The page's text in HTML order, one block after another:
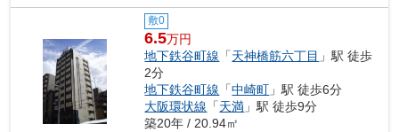
敷0
6.5万円
地下鉄谷町線 「天神橋筋六丁目 」駅 徒歩
2分
地下鉄谷町線 「中崎町 」駅 徒歩6分
大阪環状線 「天満 」駅 徒歩9分
築20年 / 20.94㎡